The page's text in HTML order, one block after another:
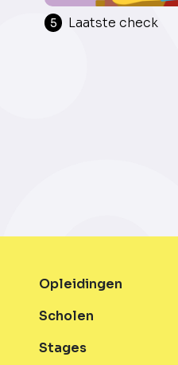
5 Laatste check
Opleidingen
Scholen
Stages